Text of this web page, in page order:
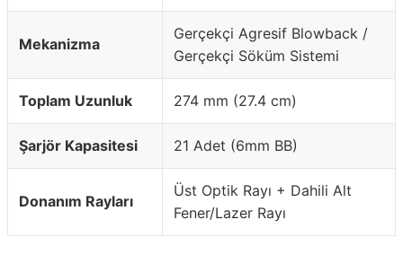
Mekanizma
Gerçekçi Agresif Blowback /
Gerçekçi Söküm Sistemi
Toplam Uzunluk 274 mm (27.4 cm)
Şarjör Kapasitesi 21 Adet (6mm BB)
Donanım Rayları
Üst Optik Rayı + Dahili Alt
Fener/Lazer Rayı